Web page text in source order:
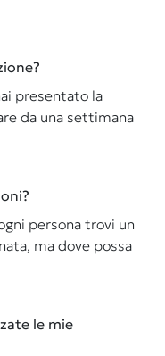
presentato la
da una settimana
persona trovi un
ma dove possa
le mie